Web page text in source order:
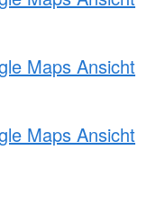
Maps Ansicht
Maps Ansicht